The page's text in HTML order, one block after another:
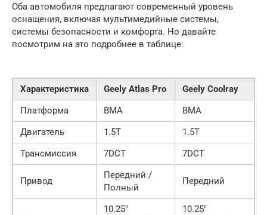
Оба автомобиля предлагают современный уровень
оснащения, включая мультимедийные системы,
системы безопасности и комфорта. Но давайте
посмотрим на это подробнее в таблице:
Характеристика Geely Atlas Pro
Geely Coolray
Платформа
BMA
BMA
Двигатель
1.5T
1.5T
Трансмиссия
7DCT 7DCT
Привод
Передний /
Полный
Передний
10.25″
10.25″